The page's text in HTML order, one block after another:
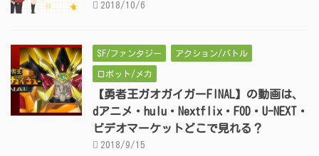
2018/10/6
SF/ファンタジー アクション/バトル
ロボット/メカ
【勇者王ガオガイガーFINAL】の動画は、
dアニメ・hulu・Nextflix・FOD・U-NEXT・
ビデオマーケットどこで見れる？
2018/9/15